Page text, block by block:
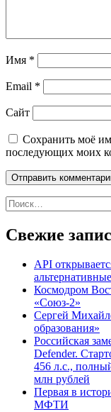
Имя *
Email *
Сайт
Сохранить моё
последующих моих
Найти:
Свежие
API
Космодром
«Союз-2»
Сергей
образования»
Российская
Defender.
456 л.с.,
млн рублей
Первая в
МФТИ